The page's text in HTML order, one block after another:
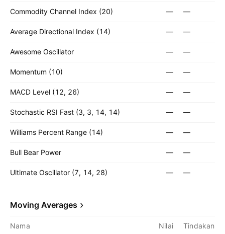
Commodity Channel Index (20) — —
Average Directional Index (14) — —
Awesome Oscillator — —
Momentum (10) — —
MACD Level (12, 26) — —
Stochastic RSI Fast (3, 3, 14, 14) — —
Williams Percent Range (14) — —
Bull Bear Power — —
Ultimate Oscillator (7, 14, 28) — —
Moving Averages
Nama Nilai Tindakan